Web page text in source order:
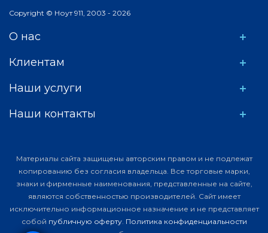
Copyright © Ноут 911, 2003 - 2026
О нас
Клиентам
Наши услуги
Наши контакты
Материалы сайта защищены авторским правом и не подлежат
копированию без согласия владельца. Все торговые марки,
знаки и фирменные наименования, представленные на сайте,
являются собственностью производителей. Сайт имеет
исключительно информационное назначение и не представляет
собой публичную оферту. Политика конфиденциальности